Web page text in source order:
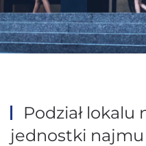
Podział lokalu
jednostki najmu